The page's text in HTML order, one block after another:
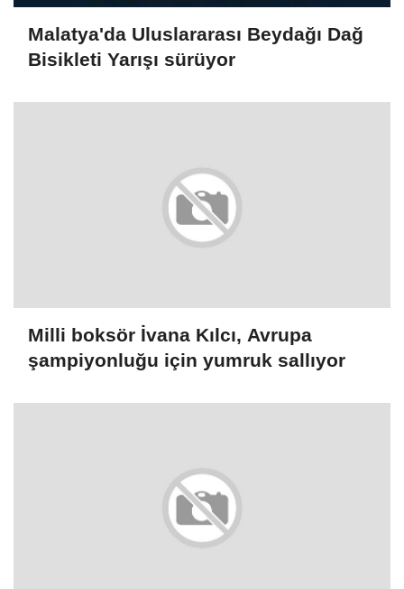
Malatya'da Uluslararası Beydağı Dağ
Bisikleti Yarışı sürüyor
Milli boksör İvana Kılcı, Avrupa
şampiyonluğu için yumruk sallıyor